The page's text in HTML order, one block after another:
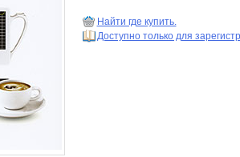
Найти где купить.
Доступно только для